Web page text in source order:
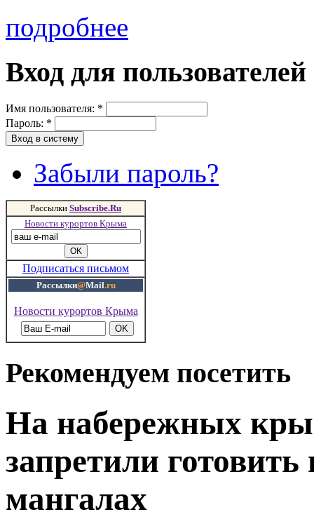
подробнее
Вход для пользователей
Имя пользователя: *
Пароль: *
Забыли пароль?
Рассылки Subscribe.Ru
Новости курортов Крыма
Подписаться письмом
Рассылки@Mail.ru
Новости курортов Крыма
Рекомендуем посетить
На набережных
запретили
мангалах